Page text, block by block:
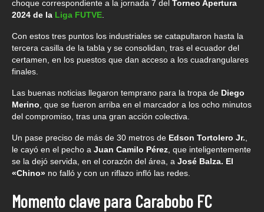
choque correspondiente a la jornada 7 del Torneo Apertura
2024 de la Liga FUTVE
Con estos tres puntos los industriales se catapultaron hasta la
tercera casilla de la tabla y se consolidan, tras el ecuador del
certamen, en los puestos que dan acceso a los cuadrangulares
finales.
Las buenas noticias llegaron temprano para la tropa de Diego
Merino , que se fueron arriba en el marcador a los ocho minutos
del compromiso, tras una gran acción colectiva.
Un pase preciso de más de 30 metros de Edson Tortolero Jr.
le cayó en el pecho a Juan Camilo Pérez , que inteligentemente
se la dejó servida, en el corazón del área, a José Balza. El
«Chino» no falló y con un riflazo infló las redes.
Momento clave para Carabobo FC